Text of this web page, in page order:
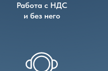
Работа с НДС
и без него